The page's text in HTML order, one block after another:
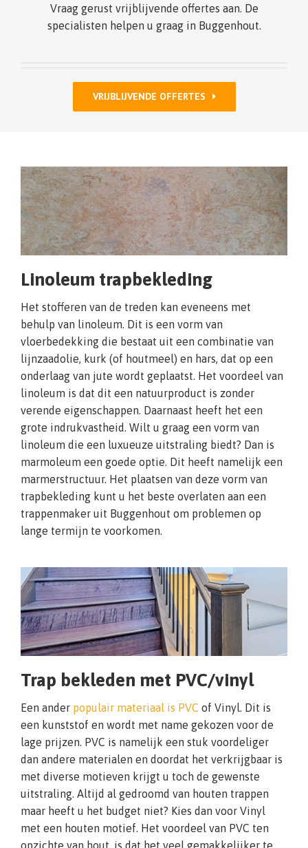
Vraag gerust vrijblijvende offertes aan. De
specialisten helpen u graag in Buggenhout.
VRIJBLIJVENDE OFFERTES
Linoleum trapbekleding
Het stofferen van de treden kan eveneens met
behulp van linoleum. Dit is een vorm van
vloerbedekking die bestaat uit een combinatie van
lijnzaadolie, kurk (of houtmeel) en hars, dat op een
onderlaag van jute wordt geplaatst. Het voordeel van
linoleum is dat dit een natuurproduct is zonder
verende eigenschappen. Daarnaast heeft het een
grote indrukvastheid. Wilt u graag een vorm van
linoleum die een luxueuze uitstraling biedt? Dan is
marmoleum een goede optie. Dit heeft namelijk een
marmerstructuur. Het plaatsen van deze vorm van
trapbekleding kunt u het beste overlaten aan een
trappenmaker uit Buggenhout om problemen op
lange termijn te voorkomen.
Trap bekleden met PVC/vinyl
Een ander populair materiaal is PVC of Vinyl. Dit is
een kunststof en wordt met name gekozen voor de
lage prijzen. PVC is namelijk een stuk voordeliger
dan andere materialen en doordat het verkrijgbaar is
met diverse motieven krijgt u toch de gewenste
uitstraling. Altijd al gedroomd van houten trappen
maar heeft u het budget niet? Kies dan voor Vinyl
met een houten motief. Het voordeel van PVC ten
opzichte van hout, is dat het veel gemakkelijker te